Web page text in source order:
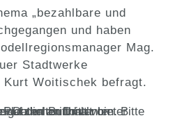
„bezahlbare und
und haben
Mag.
Stadtwerke
Woitischek befragt.
Platzhalterinhalt von